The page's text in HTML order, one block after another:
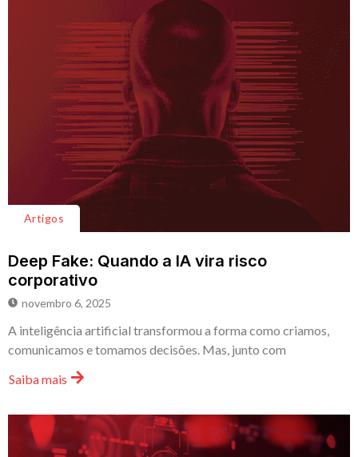
Artigos
Deep Fake: Quando a IA vira risco
corporativo
novembro 6, 2025
A inteligência artificial transformou a forma como criamos,
comunicamos e tomamos decisões. Mas, junto com
Saiba mais